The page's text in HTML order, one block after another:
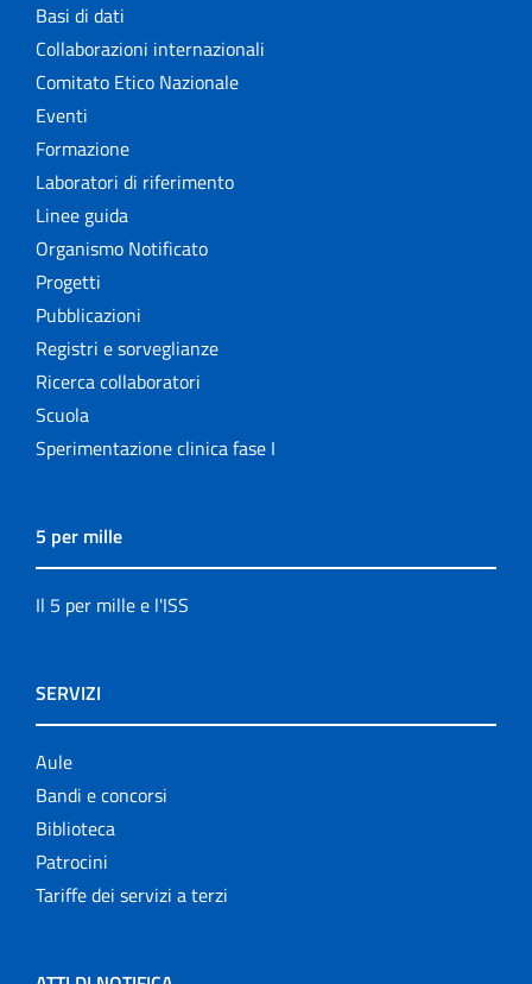
Basi di dati
Collaborazioni internazionali
Comitato Etico Nazionale
Eventi
Formazione
Laboratori di riferimento
Linee guida
Organismo Notificato
Progetti
Pubblicazioni
Registri e sorveglianze
Ricerca collaboratori
Scuola
Sperimentazione clinica fase I
5 per mille
Il 5 per mille e l'ISS
SERVIZI
Aule
Bandi e concorsi
Biblioteca
Patrocini
Tariffe dei servizi a terzi